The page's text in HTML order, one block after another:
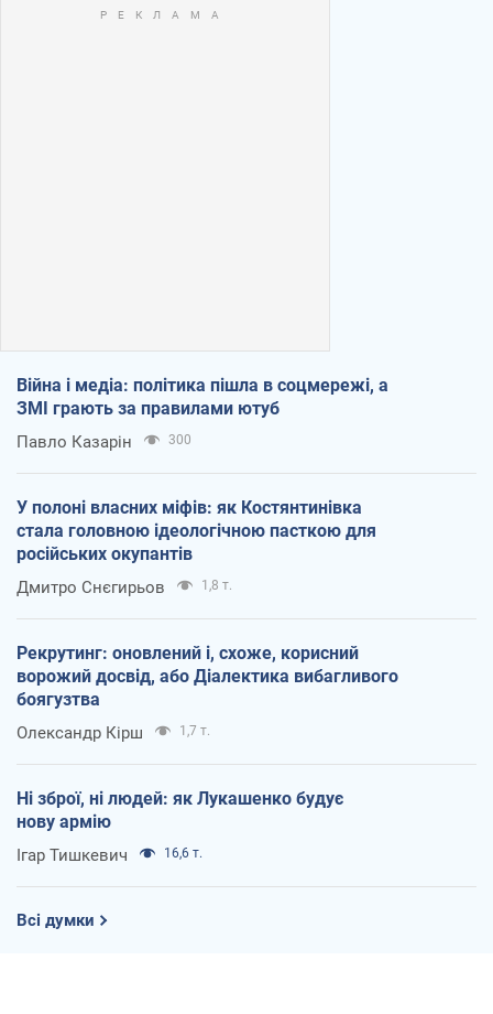
Війна і медіа: політика пішла в соцмережі, а
ЗМІ грають за правилами ютуб
Павло Казарін 300
У полоні власних міфів: як Костянтинівка
стала головною ідеологічною пасткою для
російських окупантів
Дмитро Снєгирьов 1,8 т.
Рекрутинг: оновлений і, схоже, корисний
ворожий досвід, або Діалектика вибагливого
боягузтва
Олександр Кірш 1,7 т.
Ні зброї, ні людей: як Лукашенко будує
нову армію
Ігар Тишкевич 16,6 т.
Всі думки